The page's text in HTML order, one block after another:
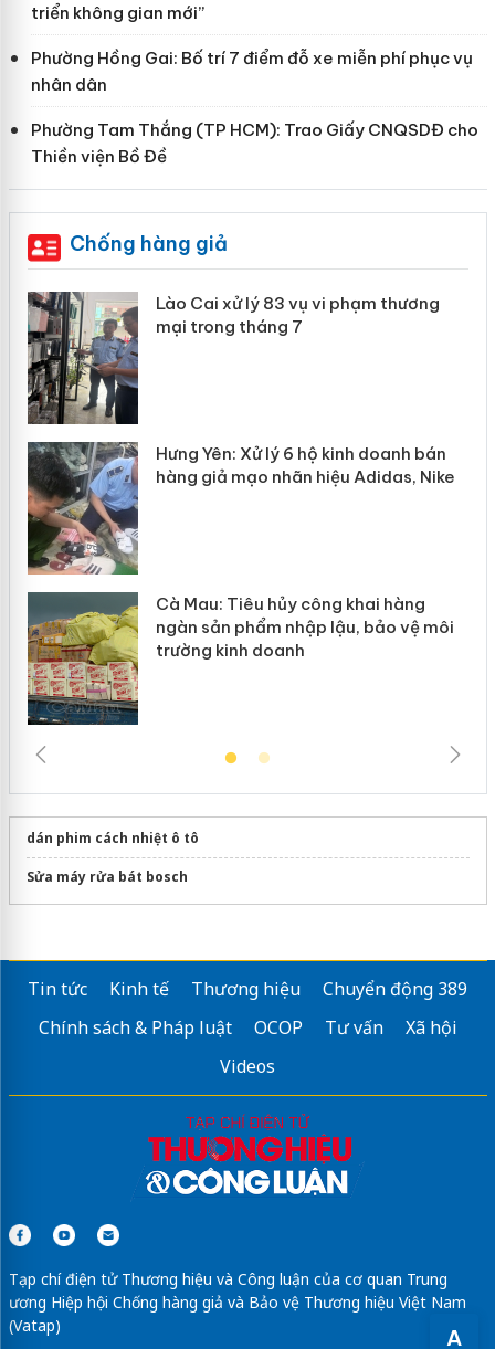
A
triển không gian mới”
Phường Hồng Gai: Bố trí 7 điểm đỗ xe miễn phí phục vụ
nhân dân
Phường Tam Thắng (TP HCM): Trao Giấy CNQSDĐ cho
Thiền viện Bồ Đề
Chống hàng giả
Lào Cai xử lý 83 vụ vi phạm thương
mại trong tháng 7
Hưng Yên: Xử lý 6 hộ kinh doanh bán
hàng giả mạo nhãn hiệu Adidas, Nike
Cà Mau: Tiêu hủy công khai hàng
ngàn sản phẩm nhập lậu, bảo vệ môi
trường kinh doanh
dán phim cách nhiệt ô tô
Sửa máy rửa bát bosch
Tin tức Kinh tế Thương hiệu
Chuyển động 389
Chính sách & Pháp luật
OCOP Tư vấn
Xã hội
Videos
Tạp chí điện tử Thương hiệu và Công luận của cơ quan Trung
ương Hiệp hội Chống hàng giả và Bảo vệ Thương hiệu Việt Nam
(Vatap)